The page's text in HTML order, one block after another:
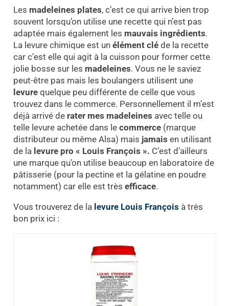
Les madeleines plates, c’est ce qui arrive bien trop
souvent lorsqu’on utilise une recette qui n’est pas
adaptée mais également les mauvais ingrédients.
La levure chimique est un élément cléde la recette
car c’est elle qui agit à la cuisson pour former cette
jolie bosse sur les madeleines. Vous ne le saviez
peut-être pas mais les boulangers utilisent une
levurequelque peu différente de celle que vous
trouvez dans le commerce. Personnellement il m’est
déjà arrivé de rater mes madeleines avec telle ou
telle levure achetée dans le commerce(marque
distributeur ou même Alsa) mais jamais en utilisant
de la levure pro « Louis François ». C’est d’ailleurs
une marque qu’on utilise beaucoup en laboratoire de
pâtisserie (pour la pectine et la gélatine en poudre
notamment) car elle est très efficace.
Vous trouverez de la levure Louis François à très
bon prix ici :